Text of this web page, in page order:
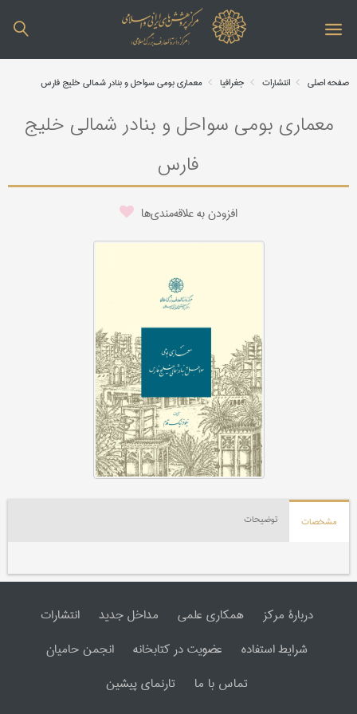
صفحه اصلی انتشارات جغرافیا معماری بومی سواحل و بنادر شمالی خلیج فارس
معماری بومی سواحل و بنادر شمالی خلیج
فارس
افزودن به علاقه‌مندی‌ها
مشخصات توضیحات
دربارۀ مرکز همکاری علمی مداخل جدید
انتشارات
شرایط استفاده
عضویت در کتابخانه
انجمن حامیان
تماس با ما
تارنمای پیشین